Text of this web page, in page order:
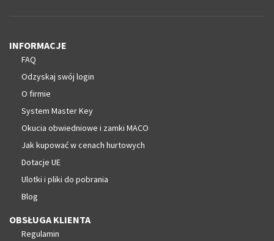
INFORMACJE
FAQ
Odzyskaj swój login
O firmie
System Master Key
Okucia obwiedniowe i zamki MACO
Jak kupować w cenach hurtowych
Dotacje UE
Ulotki i pliki do pobrania
Blog
OBSŁUGA KLIENTA
Regulamin